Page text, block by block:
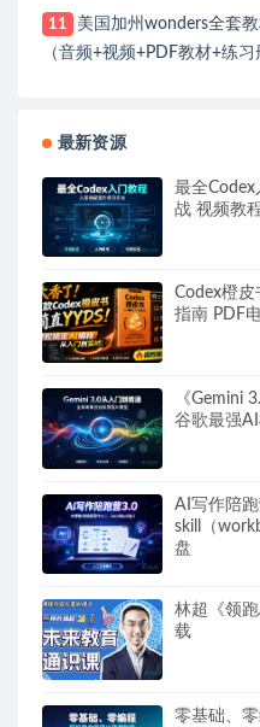
11
美国加州wonders全套
（音频+视频+PDF教材+练习
最新资源
最全
战 视频教
Codex橙皮
指南 PDF
《Gemini
谷歌最强
AI写作陪
skill（
盘
林超《领
载
零基础、